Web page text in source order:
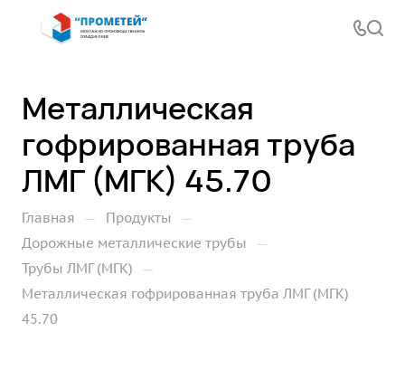
Металлическая
гофрированная труба
ЛМГ (МГК) 45.70
Главная — Продукты —
Дорожные металлические трубы —
Трубы ЛМГ (МГК) —
Металлическая гофрированная труба ЛМГ (МГК)
45.70